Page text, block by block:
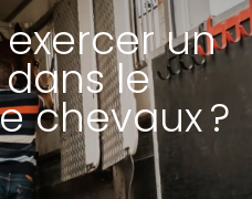
un
le
chevaux ?